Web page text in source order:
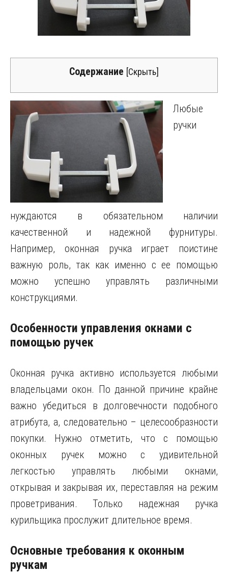
Содержание [Скрыть]
Любые
ручки
нуждаются в обязательном наличии
качественной и надежной фурнитуры.
Например, оконная ручка играет поистине
важную роль, так как именно с ее помощью
можно успешно управлять различными
конструкциями.
Особенности управления окнами с
помощью ручек
Оконная ручка активно используется любыми
владельцами окон. По данной причине крайне
важно убедиться в долговечности подобного
атрибута, а, следовательно – целесообразности
покупки. Нужно отметить, что с помощью
оконных ручек можно с удивительной
легкостью управлять любыми окнами,
открывая и закрывая их, переставляя на режим
проветривания. Только надежная ручка
курильщика прослужит длительное время.
Основные требования к оконным
ручкам